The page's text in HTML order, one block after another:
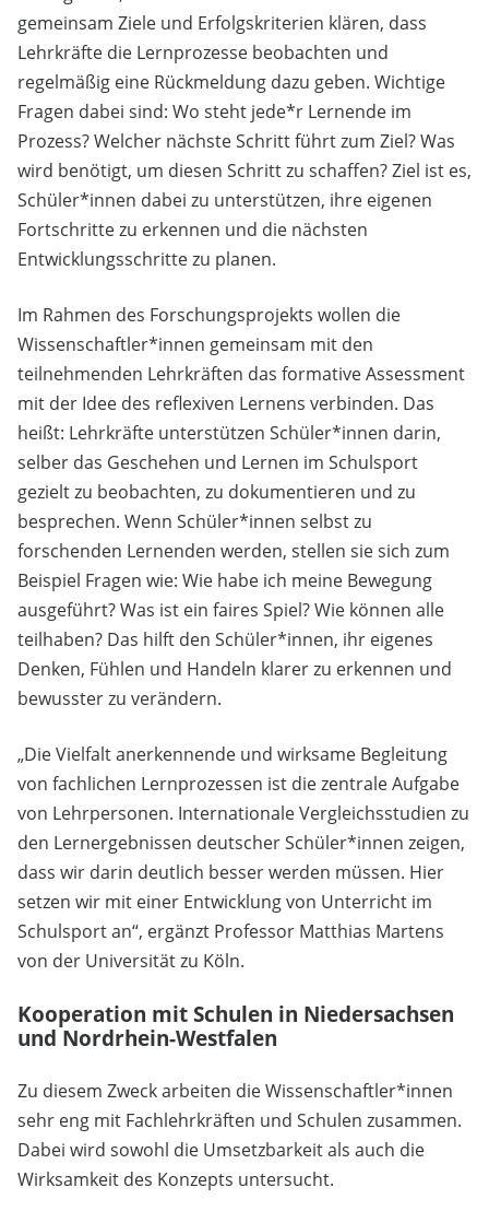
gemeinsam Ziele und Erfolgskriterien klären, dass
Lehrkräfte die Lernprozesse beobachten und
regelmäßig eine Rückmeldung dazu geben. Wichtige
Fragen dabei sind: Wo steht jede*r Lernende im
Prozess? Welcher nächste Schritt führt zum Ziel? Was
wird benötigt, um diesen Schritt zu schaffen? Ziel ist es,
Schüler*innen dabei zu unterstützen, ihre eigenen
Fortschritte zu erkennen und die nächsten
Entwicklungsschritte zu planen.
Im Rahmen des Forschungsprojekts wollen die
Wissenschaftler*innen gemeinsam mit den
teilnehmenden Lehrkräften das formative Assessment
mit der Idee des reflexiven Lernens verbinden. Das
heißt: Lehrkräfte unterstützen Schüler*innen darin,
selber das Geschehen und Lernen im Schulsport
gezielt zu beobachten, zu dokumentieren und zu
besprechen. Wenn Schüler*innen selbst zu
forschenden Lernenden werden, stellen sie sich zum
Beispiel Fragen wie: Wie habe ich meine Bewegung
ausgeführt? Was ist ein faires Spiel? Wie können alle
teilhaben? Das hilft den Schüler*innen, ihr eigenes
Denken, Fühlen und Handeln klarer zu erkennen und
bewusster zu verändern.
„Die Vielfalt anerkennende und wirksame Begleitung
von fachlichen Lernprozessen ist die zentrale Aufgabe
von Lehrpersonen. Internationale Vergleichsstudien zu
den Lernergebnissen deutscher Schüler*innen zeigen,
dass wir darin deutlich besser werden müssen. Hier
setzen wir mit einer Entwicklung von Unterricht im
Schulsport an“, ergänzt Professor Matthias Martens
von der Universität zu Köln.
Kooperation mit Schulen in Niedersachsen
und Nordrhein-Westfalen
Zu diesem Zweck arbeiten die Wissenschaftler*innen
sehr eng mit Fachlehrkräften und Schulen zusammen.
Dabei wird sowohl die Umsetzbarkeit als auch die
Wirksamkeit des Konzepts untersucht.